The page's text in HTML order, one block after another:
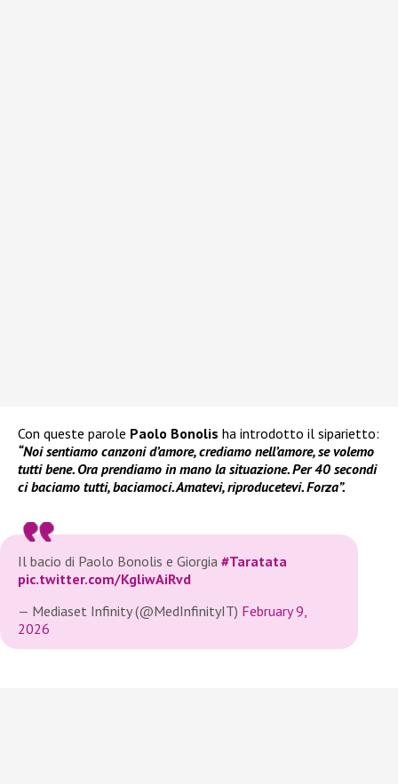
Con queste parole Paolo Bonolis ha introdotto il siparietto:
“Noi sentiamo canzoni d’amore, crediamo nell’amore, se volemo
tutti bene. Ora prendiamo in mano la situazione. Per 40 secondi
ci baciamo tutti, baciamoci. Amatevi, riproducetevi. Forza”.
Il bacio di Paolo Bonolis e Giorgia #Taratata
pic.twitter.com/KgliwAiRvd
— Mediaset Infinity (@MedInfinityIT) February 9,
2026